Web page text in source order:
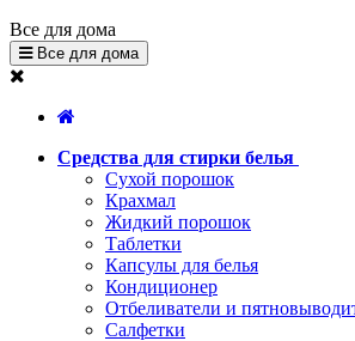
Все для дома
Все для дома
Средства для стирки белья
Сухой порошок
Крахмал
Жидкий порошок
Таблетки
Капсулы для белья
Кондиционер
Отбеливатели и
Салфетки